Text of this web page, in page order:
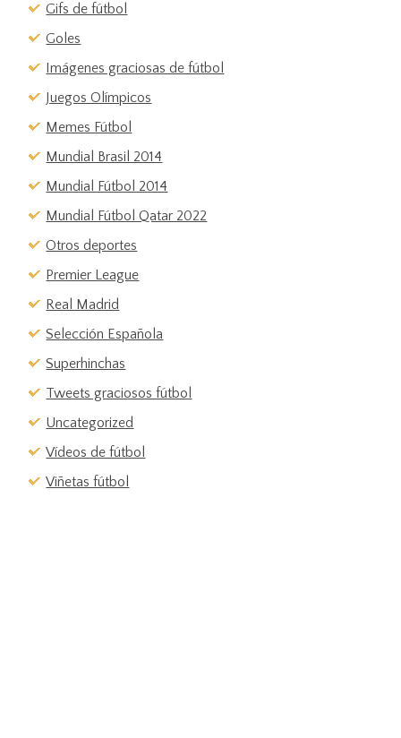
Gifs de fútbol
Goles
Imágenes graciosas de fútbol
Juegos Olímpicos
Memes Fútbol
Mundial Brasil 2014
Mundial Fútbol 2014
Mundial Fútbol Qatar 2022
Otros deportes
Premier League
Real Madrid
Selección Española
Superhinchas
Tweets graciosos fútbol
Uncategorized
Vídeos de fútbol
Viñetas fútbol